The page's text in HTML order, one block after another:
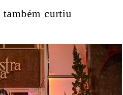
também curtiu